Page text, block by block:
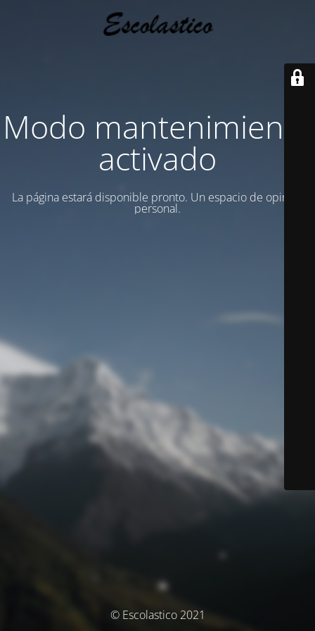
Modo mantenimiento
activado
La página estará disponible pronto. Un espacio de opinion
personal.
© Escolastico 2021